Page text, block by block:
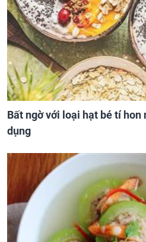
Bất ngờ với loại hạt bé tí hon
dụng